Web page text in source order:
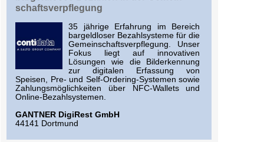
schafts­verpflegung
35 jährige Erfahrung im Bereich
bargeldloser Bezahlsysteme für die
Gemeinschaftsverpflegung. Unser
Fokus liegt auf innovativen
Lösungen wie die Bilderkennung
zur digitalen Erfassung von
Speisen, Pre- und Self-Ordering-Systemen sowie
Zahlungsmöglichkeiten über NFC-Wallets und
Online-Bezahlsystemen.
GANTNER DigiRest GmbH
44141 Dortmund